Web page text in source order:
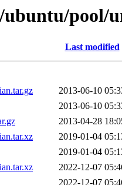
pool/
Last modified
2013-06-10
2013-06-10
2013-04-28
2019-01-04
2019-01-04
2022-12-07
2022-12-07